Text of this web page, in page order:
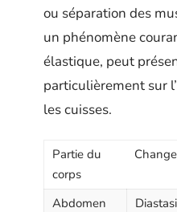
ou séparation des
un phénomène
élastique, peut
particulièrement sur
les cuisses.
Partie du
corps
Abdomen